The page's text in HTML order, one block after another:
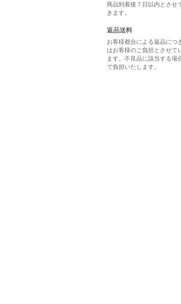
商品到着後７日以内とさせ
きます。
返品送料
お客様都合による返品につ
はお客様のご負担とさせて
ます。不良品に該当する場
で負担いたします。